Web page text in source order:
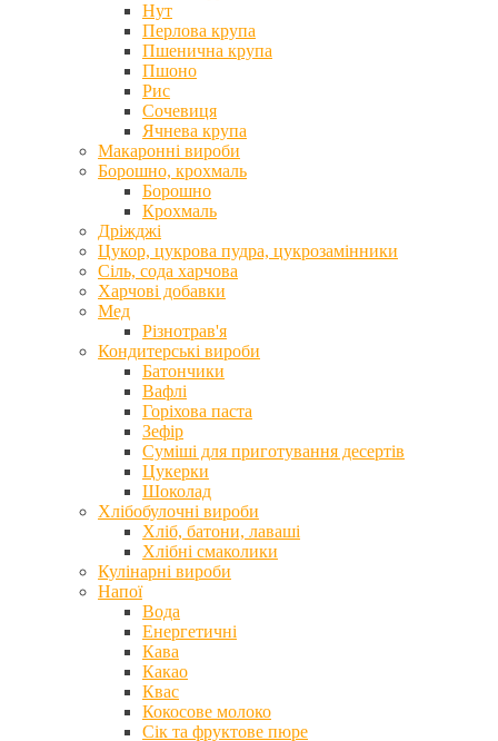
Нут
Перлова крупа
Пшенична крупа
Пшоно
Рис
Сочевиця
Ячнева крупа
Макаронні вироби
Борошно, крохмаль
Борошно
Крохмаль
Дріжджі
Цукор, цукрова пудра, цукрозамінники
Сіль, сода харчова
Харчові добавки
Мед
Різнотрав'я
Кондитерські вироби
Батончики
Вафлі
Горіхова паста
Зефір
Суміші для приготування десертів
Цукерки
Шоколад
Хлібобулочні вироби
Хліб, батони, лаваші
Хлібні смаколики
Кулінарні вироби
Напої
Вода
Енергетичні
Кава
Какао
Квас
Кокосове молоко
Сік та фруктове пюре